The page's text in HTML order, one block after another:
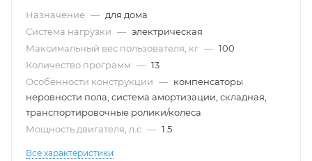
Назначение — для дома
Система нагрузки — электрическая
Максимальный вес пользователя, кг — 100
Количество программ — 13
Особенности конструкции — компенсаторы
неровности пола, система амортизации, складная,
транспортировочные ролики/колеса
Мощность двигателя, л.с — 1.5
Все характеристики